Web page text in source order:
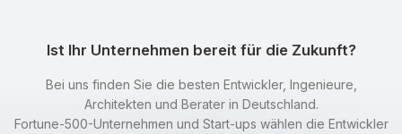
Ist Ihr Unternehmen bereit für die Zukunft?
Bei uns finden Sie die besten Entwickler, Ingenieure,
Architekten und Berater in Deutschland.
Fortune-500-Unternehmen und Start-ups wählen die Entwickler